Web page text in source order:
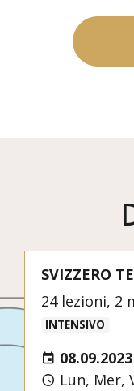
SVIZZERO
24 lezioni, 2
INTENSIVO
08.09.2023
Lun, Mer,